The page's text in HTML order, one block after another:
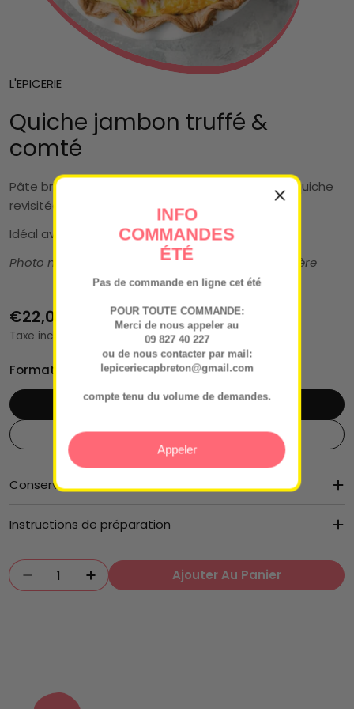
L'EPICERIE
Quiche jambon truffé &
comté
Pâte brisée maison, jambon truffé et comté : la quiche
revisitée, raffinée et originale.
Idéal avec une bonne salade (non incluse)
Photo non contractuelle - Vendu en boîte patissière
Prix
€22,00
Taxe incluse.
Format:
4/6p
6/8p
Conservation
Instructions de préparation
Quantité
Diminuer La Quantité Pour Quiche Jambon
Augmenter La Quantité Pour
Ajouter Au Panier
INFO
COMMANDES
ÉTÉ
Pas de commande en ligne cet été
POUR TOUTE COMMANDE:
Merci de nous appeler au
09 827 40 227
ou de nous contacter par mail:
lepiceriecapbreton@gmail.com
compte tenu du volume de demandes.
Appeler